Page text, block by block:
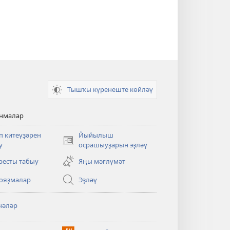
Тышҡы күренеште көйләү
китеүҙәрен
Йыйылыш
осрашыуҙарын эҙләү
(opens
new
window)
табыу
Яңы мәғлүмәт
Эҙләү